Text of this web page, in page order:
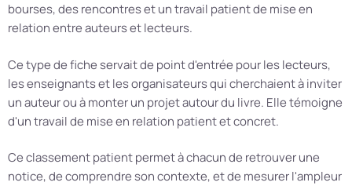
bourses, des rencontres et un travail patient de mise en
relation entre auteurs et lecteurs.
Ce type de fiche servait de point d'entrée pour les lecteurs,
les enseignants et les organisateurs qui cherchaient à inviter
un auteur ou à monter un projet autour du livre. Elle témoigne
d'un travail de mise en relation patient et concret.
Ce classement patient permet à chacun de retrouver une
notice, de comprendre son contexte, et de mesurer l'ampleur